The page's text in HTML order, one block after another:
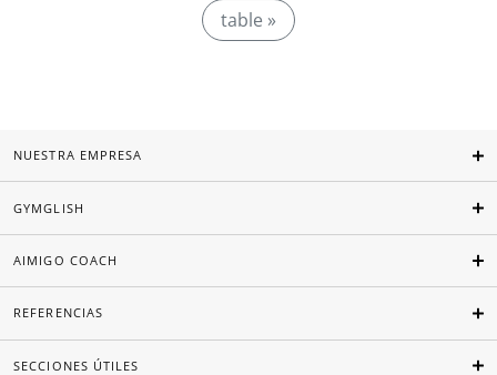
table »
NUESTRA EMPRESA
GYMGLISH
AIMIGO COACH
REFERENCIAS
SECCIONES ÚTILES